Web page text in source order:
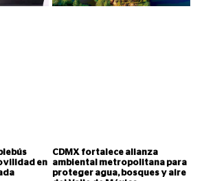
en
CDMX fortalece alianza
ambiental metropolitana para
proteger agua, bosques y aire